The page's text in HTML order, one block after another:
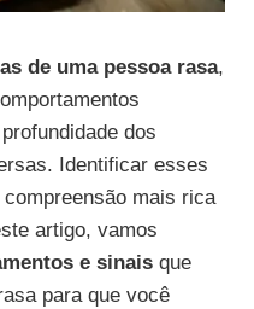
de uma pessoa rasa,
dos
Identificar esses
mais rica
artigo, vamos
e sinais que
para que você